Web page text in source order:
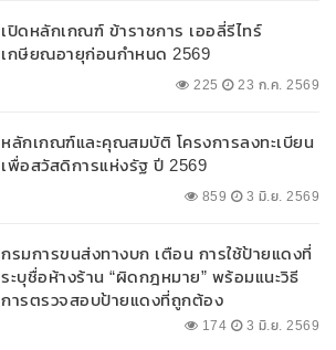
เปิดหลักเกณฑ์ ข้าราชการ เออลี่รีไทร์
เกษียณอายุก่อนกำหนด 2569
225 23 ก.ค. 2569
หลักเกณฑ์และคุณสมบัติ โครงการลงทะเบียน
เพื่อสวัสดิการแห่งรัฐ ปี 2569
859 3 มิ.ย. 2569
กรมการขนส่งทางบก เตือน การใช้ป้ายแดงที่
ระบุชื่อห้างร้าน “ผิดกฎหมาย” พร้อมแนะวิธี
การตรวจสอบป้ายแดงที่ถูกต้อง
174 3 มิ.ย. 2569